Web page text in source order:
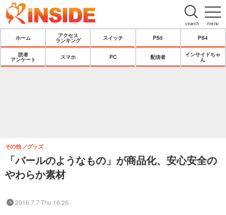
menu
search
ホーム
アクセス
ランキング
スイッチ PS5 PS4
読者
アンケート
スマホ PC 配信者
インサイドちゃ
ん
「バールのようなもの」が商品化、安心安全の
やわらか素材
その他 グッズ
2016.7.7 Thu 16:26